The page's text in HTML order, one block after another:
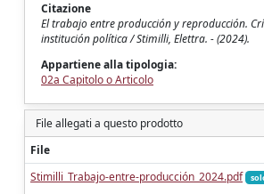
Citazione
El trabajo entre producción y reproducción.
institución política / Stimilli, Elettra. - (2024).
Appartiene alla tipologia:
02a Capitolo o Articolo
File allegati a questo prodotto
File
Stimilli_Trabajo-entre-producción_2024.pdf